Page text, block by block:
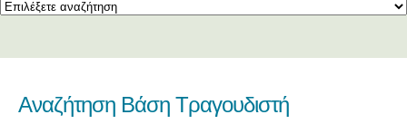
Αναζήτηση Βάση Τραγουδιστή